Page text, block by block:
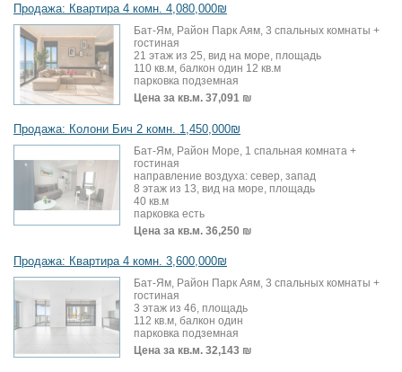
Продажа: Квартира 4 комн. 4,080,000₪
Бат-Ям, Район Парк Аям, 3 спальных комнаты +
гостиная
21 этаж из 25, вид на море, площадь
110 кв.м, балкон один 12 кв.м
парковка подземная
Цена за кв.м. 37,091 ₪
Продажа: Колони Бич 2 комн. 1,450,000₪
Бат-Ям, Район Море, 1 спальная комната +
гостиная
направление воздуха: север, запад
8 этаж из 13, вид на море, площадь
40 кв.м
парковка есть
Цена за кв.м. 36,250 ₪
Продажа: Квартира 4 комн. 3,600,000₪
Бат-Ям, Район Парк Аям, 3 спальных комнаты +
гостиная
3 этаж из 46, площадь
112 кв.м, балкон один
парковка подземная
Цена за кв.м. 32,143 ₪